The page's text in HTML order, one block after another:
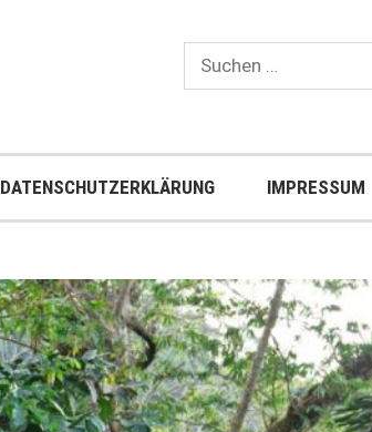
Suchen
nach:
DATENSCHUTZERKLÄRUNG IMPRESSUM